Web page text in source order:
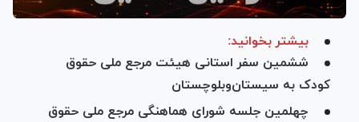
بیشتر بخوانید:
ششمین سفر استانی هیئت مرجع ملی حقوق
کودک به سیستان‌وبلوچستان
چهلمین جلسه شورای هماهنگی مرجع ملی حقوق